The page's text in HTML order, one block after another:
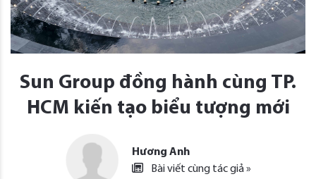
Sun Group đồng hành cùng TP.
HCM kiến tạo biểu tượng mới
Hương Anh
Bài viết cùng tác giả »